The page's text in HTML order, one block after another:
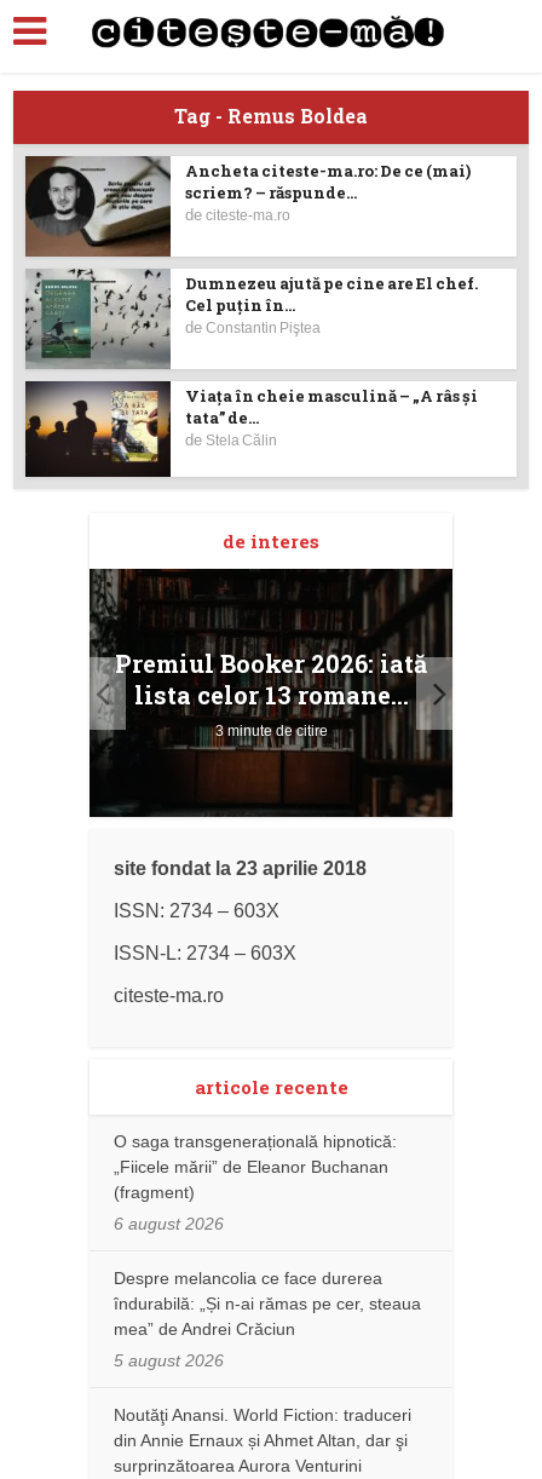
Tag - Remus Boldea
Ancheta citeste-ma.ro: De ce (mai)
scriem? – răspunde...
deciteste-ma.ro
Dumnezeu ajută pe cine are El chef.
Cel puţin în...
deConstantin Piştea
Viața în cheie masculină – „A râs și
tata” de...
de Stela Călin
de interes
Premiul Booker 2026: iată
lista celor 13 romane...
3 minute de citire
site fondat la 23 aprilie 2018
ISSN: 2734 – 603X
ISSN-L: 2734 – 603X
citeste-ma.ro
articole recente
O saga transgenerațională hipnotică:
„Fiicele mării” de Eleanor Buchanan
(fragment)
6 august 2026
Despre melancolia ce face durerea
îndurabilă: „Și n-ai rămas pe cer, steaua
mea” de Andrei Crăciun
5 august 2026
Noutăţi Anansi. World Fiction: traduceri
din Annie Ernaux și Ahmet Altan, dar şi
surprinzătoarea Aurora Venturini